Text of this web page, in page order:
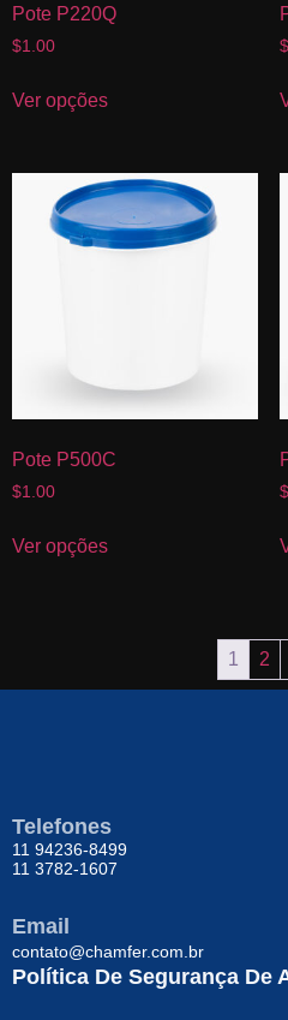
Pote P220Q
$1.00
Ver opções
$
Pote P500C
$1.00
Ver opções
$
1 2
Telefones
11 94236-8499
11 3782-1607
Email
contato@chamfer.com.br
Política De Segurança De